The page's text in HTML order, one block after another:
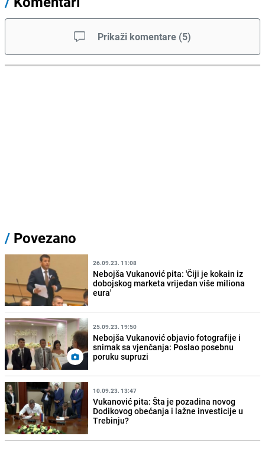
Prikaži komentare (5)
/ Povezano
26.09.23. 11:08
Nebojša Vukanović pita: 'Čiji je kokain iz
dobojskog marketa vrijedan više miliona
eura'
25.09.23. 19:50
Nebojša Vukanović objavio fotografije i
snimak sa vjenčanja: Poslao posebnu
poruku supruzi
10.09.23. 13:47
Vukanović pita: Šta je pozadina novog
Dodikovog obećanja i lažne investicije u
Trebinju?